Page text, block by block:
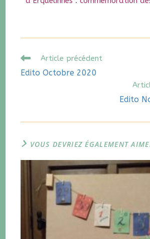
Article précédent
Edito Octobre 2020
Edito
VOUS DEVRIEZ ÉGALEMENT